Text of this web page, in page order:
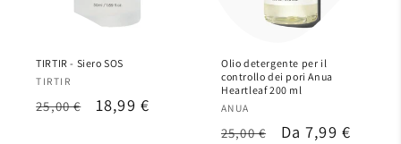
TIRTIR - Siero SOS
Produttore:
TIRTIR
Prezzo
25,00 €
Prezzo
18,99 €
Olio detergente per il
controllo dei pori Anua
Heartleaf 200 ml
Produttore:
ANUA
Prezzo
25,00 €
Prezzo
Da 7,99 €